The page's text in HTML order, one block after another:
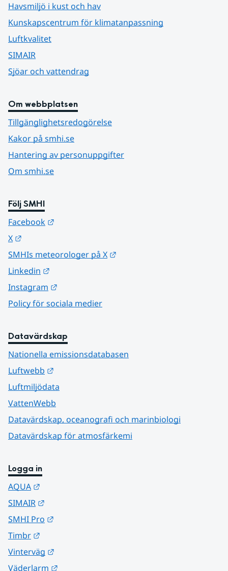
Havsmiljö i kust och hav
Kunskapscentrum för klimatanpassning
Luftkvalitet
SIMAIR
Sjöar och vattendrag
Om webbplatsen
Tillgänglighetsredogörelse
Kakor på smhi.se
Hantering av personuppgifter
Om smhi.se
Följ SMHI
Facebook
X
SMHIs meteorologer på X
Linkedin
Instagram
Policy för sociala medier
Datavärdskap
Nationella emissionsdatabasen
Luftwebb
Luftmiljödata
VattenWebb
Datavärdskap, oceanografi och marinbiologi
Datavärdskap för atmosfärkemi
Logga in
AQUA
SIMAIR
SMHI Pro
Timbr
Vinterväg
Väderlarm